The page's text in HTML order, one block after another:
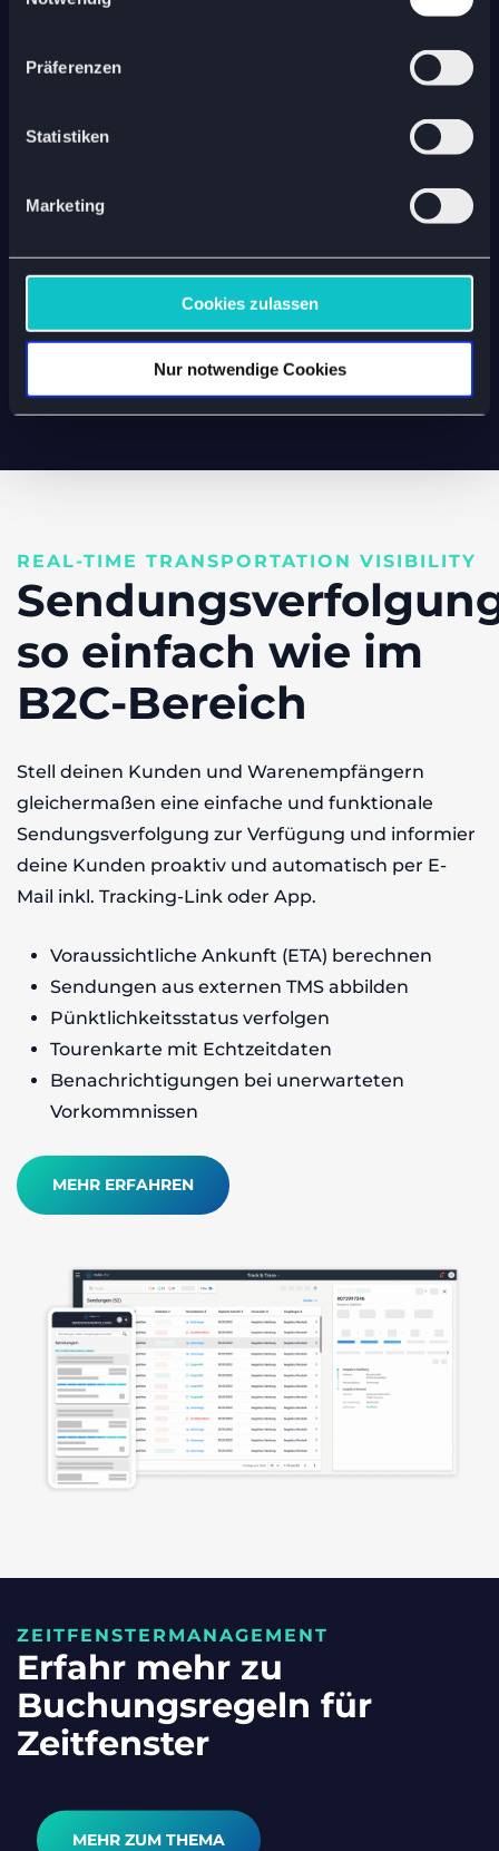
Präferenzen
Statistiken
Marketing
Cookies zulassen
Nur notwendige Cookies
WE REVOLUTIONIZE YOUR SUPPLY
Bist du bereit,
digital in Fahrt zu
bringen?
KONTAKT AUFNEHMEN
REAL-TIME TRANSPORTATION VISIBILITY
so einfach wie im
B2C-Bereich
Stell deinen Kunden und Warenempfängern
gleichermaßen eine einfache und funktionale
Sendungsverfolgung zur Verfügung und informier
deine Kunden proaktiv und automatisch per E-
Mail inkl. Tracking-Link oder App.
Voraussichtliche Ankunft (ETA) berechnen
Sendungen aus externen TMS abbilden
Pünktlichkeitsstatus verfolgen
Tourenkarte mit Echtzeitdaten
Benachrichtigungen bei unerwarteten
Vorkommnissen
MEHR ERFAHREN
ZEITFENSTERMANAGEMENT
Erfahr mehr zu
Buchungsregeln für
Zeitfenster
MEHR ZUM THEMA